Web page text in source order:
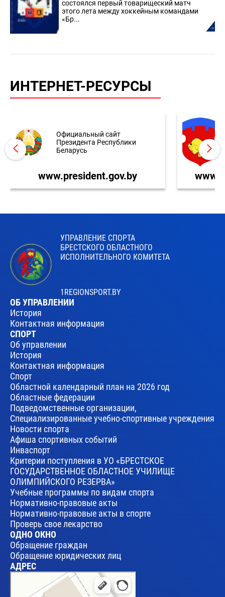
состоялся первый товарищеский матч
этого лета между хоккейным командами
«Бр...
ИНТЕРНЕТ-РЕСУРСЫ
Официальный сайт
Президента Республики
Беларусь
www.president.gov.by
УПРАВЛЕНИЕ СПОРТА
БРЕСТСКОГО ОБЛАСТНОГО
ИСПОЛНИТЕЛЬНОГО КОМИТЕТА
1REGIONSPORT.BY
ОБ УПРАВЛЕНИИ
История
Контактная информация
СПОРТ
Об управлении
История
Контактная информация
Спорт
Областной календарный план на 2026 год
Областные федерации
Подведомственные организации,
Специализированные учебно-спортивные учреждения
Новости спорта
Афиша спортивных событий
Инваспорт
Критерии поступления в УО «БРЕСТСКОЕ
ГОСУДАРСТВЕННОЕ ОБЛАСТНОЕ УЧИЛИЩЕ
ОЛИМПИЙСКОГО РЕЗЕРВА»
Учебные программы по видам спорта
Нормативно-правовые акты
Нормативно-правовые акты в спорте
Проверь свое лекарство
ОДНО ОКНО
Обращение граждан
Обращение юридических лиц
АДРЕС
Брест
Улица Леваневского, 17 — Яндекс Карты